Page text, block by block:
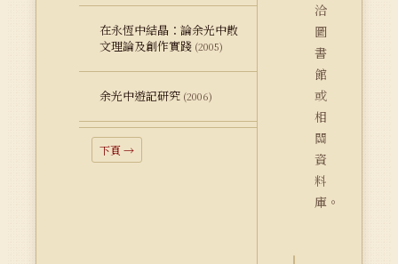
在永恆中結晶：論余光中散
文理論及創作實踐 (2005)
余光中遊記研究 (2006)
下頁 →
洽
圖
書
館
或
相
關
資
料
庫。